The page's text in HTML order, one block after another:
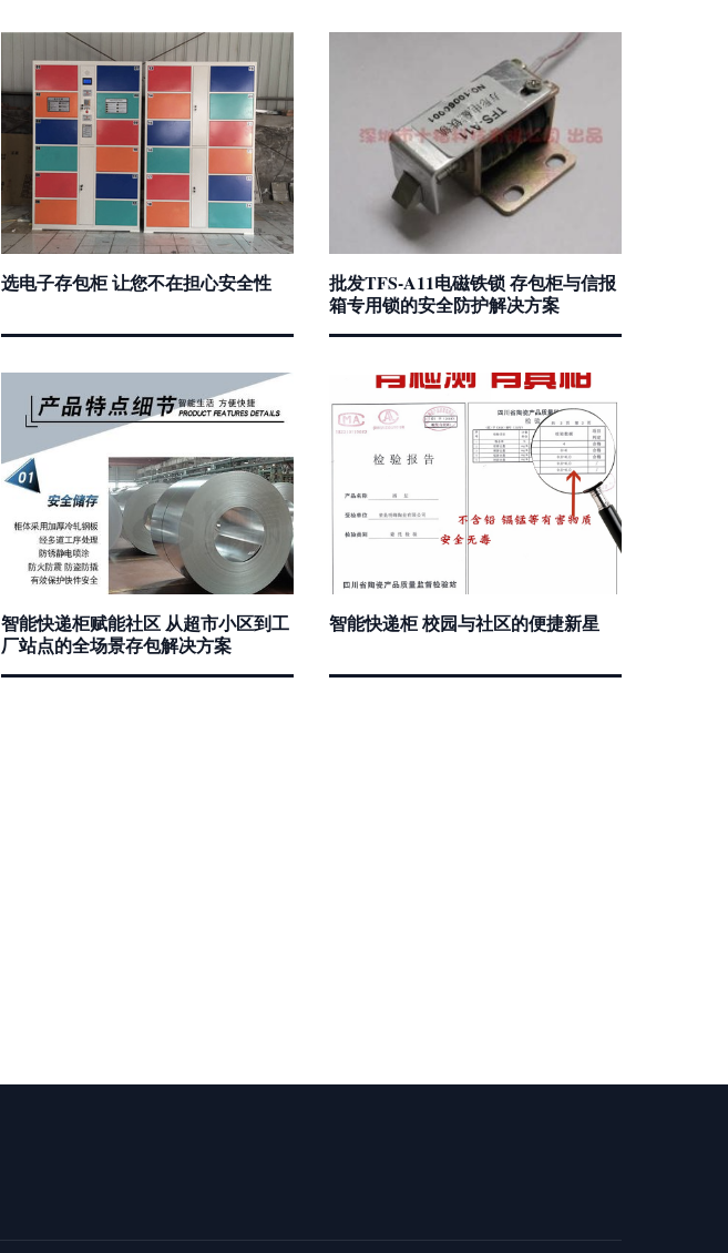
选电子存包柜 让您不在担心安全性
批发TFS-A11电磁铁锁 存包柜与信报
箱专用锁的安全防护解决方案
智能快递柜赋能社区 从超市小区到工
厂站点的全场景存包解决方案
智能快递柜 校园与社区的便捷新星